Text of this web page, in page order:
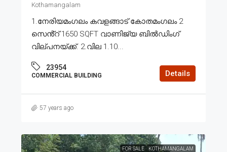
Kothamangalam
1.നേരിയമംഗലം കവളങ്ങാട് കോതമംഗലം 2
സെൻ്റ് 1650 SQFT വാണിജ്യ ബിൽഡിംഗ്
വില്പനയ്ക്ക്. 2.വില 1.10...
23954
COMMERCIAL BUILDING Details
57 years ago
FOR SALE KOTHAMANGALAM